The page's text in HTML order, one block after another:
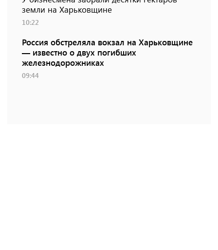
земли на Харьковщине
10:22
Россия обстреляла вокзал на Харьковщине
— известно о двух погибших
железнодорожниках
09:44